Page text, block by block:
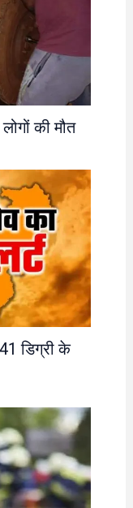
की मौत
डिग्री के